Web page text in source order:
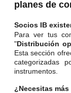
planes de
Socios IB
Para ver tus
"Distribución
Esta sección
categorizadas
instrumentos.
¿Necesitas